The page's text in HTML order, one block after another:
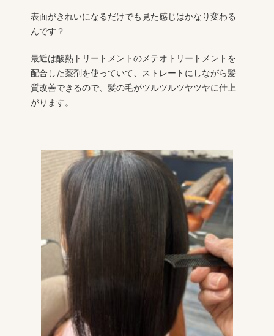
表面がきれいになるだけでも見た感じはかなり変わる
んです？
最近は酸熱トリートメントのメテオトリートメントを
配合した薬剤を使っていて、ストレートにしながら髪
質改善できるので、髪の毛がツルツルツヤツヤに仕上
がります。